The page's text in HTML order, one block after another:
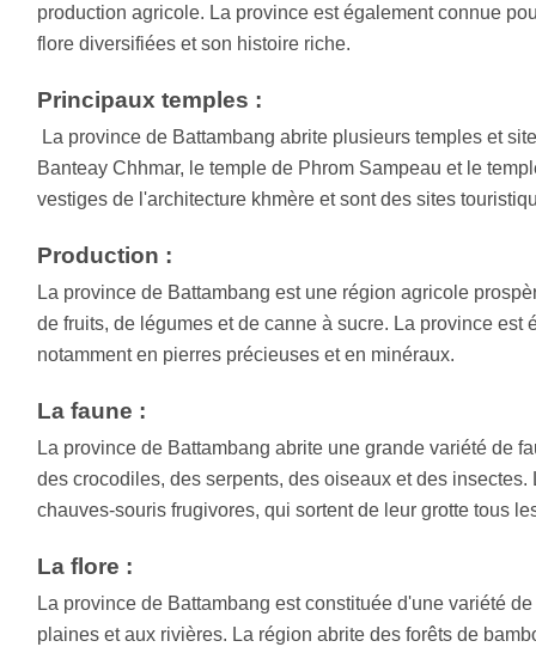
production agricole. La province est également connue
flore diversifiées et son histoire riche.
Principaux temples :
La province de Battambang abrite plusieurs temples et
Banteay Chhmar, le temple de Phrom Sampeau et le
vestiges de l'architecture khmère et sont des sites
Production :
La province de Battambang est une région agricole
de fruits, de légumes et de canne à sucre. La province
notamment en pierres précieuses et en minéraux.
La faune :
La province de Battambang abrite une grande variété de
des crocodiles, des serpents, des oiseaux et des
chauves-souris frugivores, qui sortent de leur grotte tous
La flore :
La province de Battambang est constituée d'une variété
plaines et aux rivières. La région abrite des forêts de